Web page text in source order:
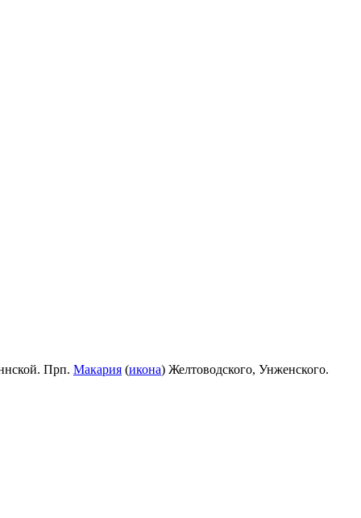
Прп. Макария (икона) Желтоводского, Унженского.